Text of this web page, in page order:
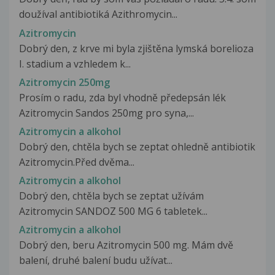
doužíval antibiotiká Azithromycin...
Azitromycin
Dobrý den, z krve mi byla zjištěna lymská borelioza
I. stadium a vzhledem k...
Azitromycin 250mg
Prosím o radu, zda byl vhodně předepsán lék
Azitromycin Sandos 250mg pro syna,...
Azitromycin a alkohol
Dobrý den, chtěla bych se zeptat ohledně antibiotik
Azitromycin.Před dvěma...
Azitromycin a alkohol
Dobrý den, chtěla bych se zeptat užívám
Azitromycin SANDOZ 500 MG 6 tabletek...
Azitromycin a alkohol
Dobrý den, beru Azitromycin 500 mg. Mám dvě
balení, druhé balení budu užívat...